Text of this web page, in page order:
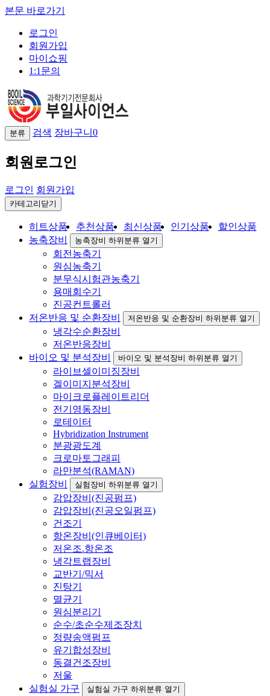
본문 바로가기
로그인
회원가입
마이쇼핑
1:1문의
분류 검색 장바구니 0
회원로그인
로그인 회원가입
카테고리닫기
히트상품 추천상품 최신상품 인기상품
할인상품
농축장비
농축장비 하위분류 열기
회전농축기
원심농축기
분무식시험관농축기
용매회수기
진공컨트롤러
저온반응 및 순환장비
저온반응 및 순환장비 하위분류 열기
냉각수순환장비
저온반응장비
바이오 및 분석장비
바이오 및 분석장비 하위분류 열기
라이브셀이미징장비
겔이미지분석장비
마이크로플레이트리더
전기영동장비
로테이터
Hybridization Instrument
분광광도계
크로마토그래피
라만분석(RAMAN)
실험장비
실험장비 하위분류 열기
감압장비(진공펌프)
감압장비(진공오일펌프)
건조기
항온장비(인큐베이터)
저온조.항온조
냉각트랩장비
교반기/믹서
진탕기
멸균기
원심분리기
순수/초순수제조장치
정량송액펌프
유기합성장비
동결건조장비
저울
실험실 가구
실험실 가구 하위분류 열기